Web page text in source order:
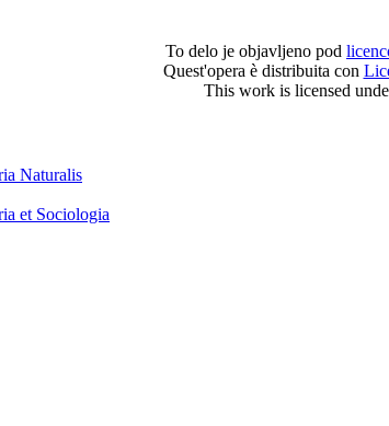
To delo je objavljeno pod
Quest'opera è distribuita con
This work is licensed
Naturalis
et Sociologia